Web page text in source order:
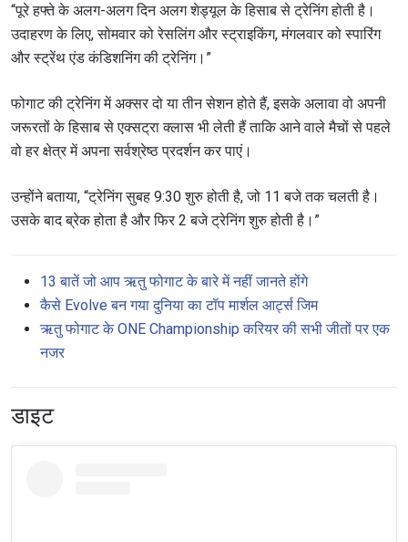
“पूरे हफ्ते के अलग-अलग दिन अलग शेड्यूल के हिसाब से ट्रेनिंग होती है।
उदाहरण के लिए, सोमवार को रेसलिंग और स्ट्राइकिंग, मंगलवार को स्पारिंग
और स्ट्रेंथ एंड कंडिशनिंग की ट्रेनिंग।”
फोगाट की ट्रेनिंग में अक्सर दो या तीन सेशन होते हैं, इसके अलावा वो अपनी
जरूरतों के हिसाब से एक्सट्रा क्लास भी लेती हैं ताकि आने वाले मैचों से पहले
वो हर क्षेत्र में अपना सर्वश्रेष्ठ प्रदर्शन कर पाएं।
उन्होंने बताया, “ट्रेनिंग सुबह 9:30 शुरु होती है, जो 11 बजे तक चलती है।
उसके बाद ब्रेक होता है और फिर 2 बजे ट्रेनिंग शुरु होती है।”
13 बातें जो आप ऋतु फोगाट के बारे में नहीं जानते होंगे
कैसे Evolve बन गया दुनिया का टॉप मार्शल आर्ट्स जिम
ऋतु फोगाट के ONE Championship करियर की सभी जीतों पर एक
नजर
डाइट